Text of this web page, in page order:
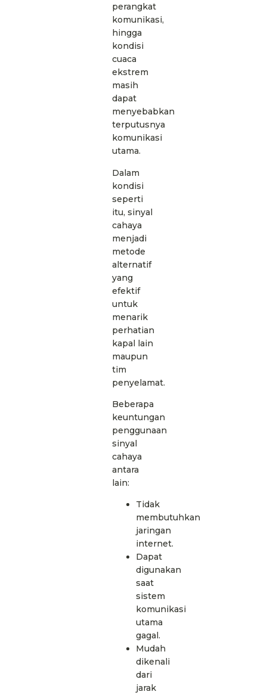
perangkat
komunikasi,
hingga
kondisi
cuaca
ekstrem
masih
dapat
menyebabkan
terputusnya
komunikasi
utama.
Dalam
kondisi
seperti
itu, sinyal
cahaya
menjadi
metode
alternatif
yang
efektif
untuk
menarik
perhatian
kapal lain
maupun
tim
penyelamat.
Beberapa
keuntungan
penggunaan
sinyal
cahaya
antara
lain:
Tidak
membutuhkan
jaringan
internet.
Dapat
digunakan
saat
sistem
komunikasi
utama
gagal.
Mudah
dikenali
dari
jarak